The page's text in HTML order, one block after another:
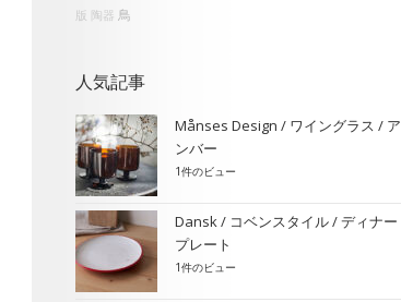
版 陶器 鳥
人気記事
Månses Design / ワイングラス / ア
ンバー
1件のビュー
Dansk / コベンスタイル / ディナー
プレート
1件のビュー